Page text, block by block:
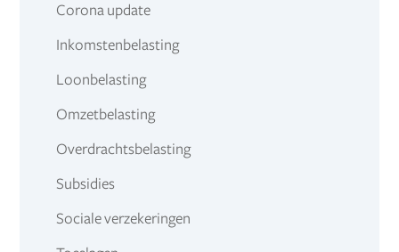
Corona update
Inkomstenbelasting
Loonbelasting
Omzetbelasting
Overdrachtsbelasting
Subsidies
Sociale verzekeringen